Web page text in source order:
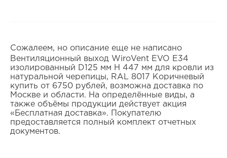
Сожалеем, но описание еще не написано
Вентиляционный выход WiroVent EVO E34
изолированный D125 мм Н 447 мм для кровли из
натуральной черепицы, RAL 8017 Коричневый
купить от 6750 рублей, возможна доставка по
Москве и области. На определённые виды, а
также объёмы продукции действует акция
«Бесплатная доставка». Покупателю
предоставляется полный комплект отчетных
документов.